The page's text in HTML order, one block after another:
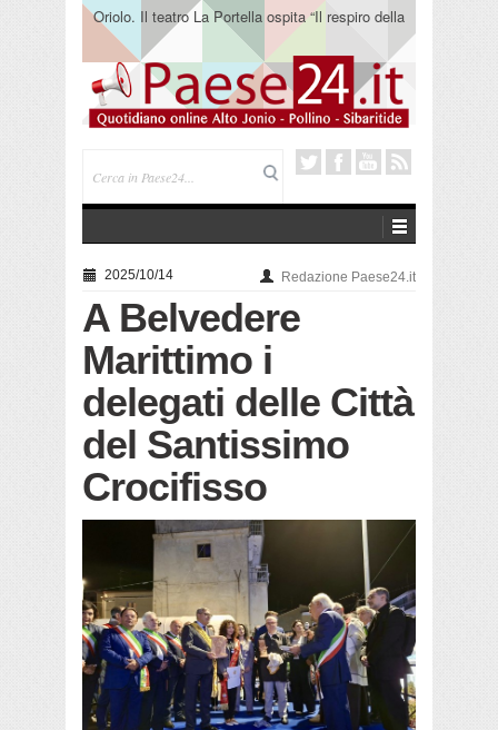
Oriolo. Il teatro La Portella ospita “Il respiro della
terra” del collettivo 365
2025/10/14 Redazione Paese24.it
A Belvedere
Marittimo i
delegati delle Città
del Santissimo
Crocifisso